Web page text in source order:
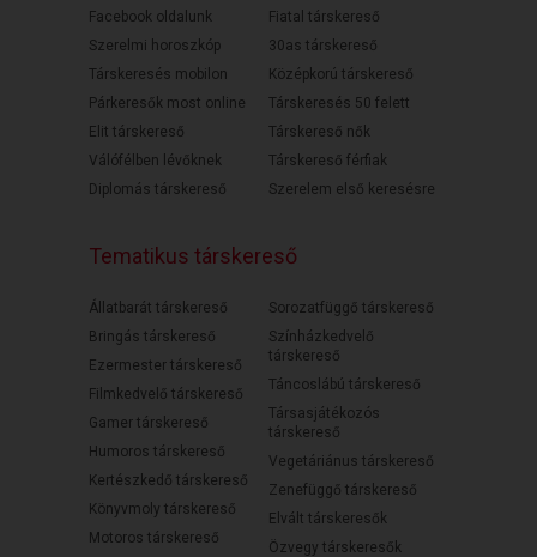
Facebook oldalunk
Szerelmi horoszkóp
Társkeresés mobilon
Párkeresők most online
Elit társkereső
Válófélben lévőknek
Diplomás társkereső
Fiatal társkereső
30as társkereső
Középkorú társkereső
Társkeresés 50 felett
Társkereső nők
Társkereső férfiak
Szerelem első keresésre
Tematikus társkereső
Állatbarát társkereső
Bringás társkereső
Ezermester társkereső
Filmkedvelő társkereső
Gamer társkereső
Humoros társkereső
Kertészkedő társkereső
Könyvmoly társkereső
Motoros társkereső
Sorozatfüggő társkereső
Színházkedvelő
társkereső
Táncoslábú társkereső
Társasjátékozós
társkereső
Vegetáriánus társkereső
Zenefüggő társkereső
Elvált társkeresők
Özvegy társkeresők